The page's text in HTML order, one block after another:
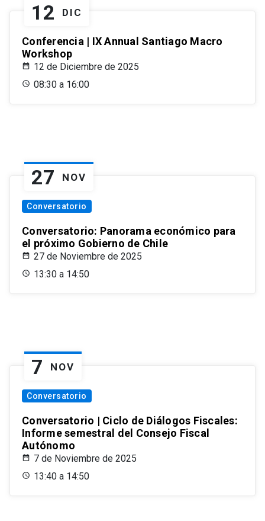
12 DIC
Conferencia | IX Annual Santiago Macro
Workshop
12 de Diciembre de 2025
08:30 a 16:00
27 NOV
Conversatorio
Conversatorio: Panorama económico para
el próximo Gobierno de Chile
27 de Noviembre de 2025
13:30 a 14:50
7 NOV
Conversatorio
Conversatorio | Ciclo de Diálogos Fiscales:
Informe semestral del Consejo Fiscal
Autónomo
7 de Noviembre de 2025
13:40 a 14:50